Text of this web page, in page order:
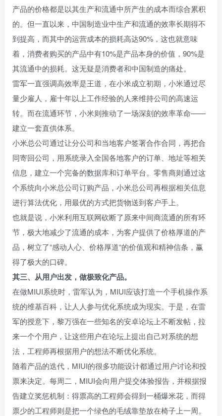
产品的价格都是以其生产和流通中所产生的成本而综合累积
的。但一直以来，中国制造业中生产和流通的效率长期得不
到提高，而其中的运营成本的损耗高达90%，这也就意味
着，消费者购买的产品中有10%是产品本身的价值，90%是
其流通中的损耗。这无疑是消费者和中国制造的痛处。
雷军一直强调高效率是王道，在小米成立初期，小米通过尽
量少雇人，雇十年以上工作经验的人来维持公司的高速运
转。而在流通环节，小米则推动了一场深刻的效率革命——
建立一套直供体系。
小米总公司通过让分公司和当地客户签署合作合同，再把合
同寄回公司，用系统录入全国各地客户的订单、地址等相关
信息，建立一个完备的数据库和订单平台。零售商则通过这
个系统向小米总公司订购产品，小米总公司再根据相关信息
进行算法优化，用最优的方式把货物送到客户手上。
也就是说，小米利用互联网砍断了原来中间商流通的所有环
节，极大地减少了流通的成本，为客户提供了价格厚道的产
品，树立了“感动人心、价格厚道“的价值观和精神信条，赢
得了极大的口碑。
其三、从用户出发，做极致化产品。
在做MIUI系统时，雷军认为，MIUI应该打造一个手机操作系
统的维基百科，让人人参与优化系统成为现实。于是，在雷
军的授意下，黎万强在一些知名的安卓论坛上不断发帖，拉
来一个个用户，让这些用户在论坛上提出自己对系统的想
法，工程师再根据用户的想法不断优化系统。
随着产品的迭代，MIUI的很多功能设计都通过用户讨论和投
票来决定。每周二，MIUI会向用户提交体验报告，并根据报
告建立奖惩机制：得票高的工程师会得到一桶爆米花，而得
票少的工程师则是把一个绿色的毛绒靠垫放在椅子上一周。